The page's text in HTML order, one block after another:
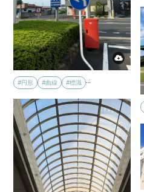
#円形 #曲線 #標識